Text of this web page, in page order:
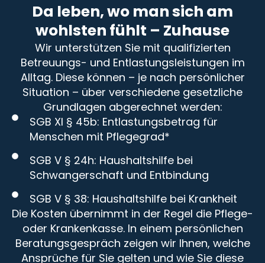
Da leben, wo man sich am
wohlsten fühlt – Zuhause
Wir unterstützen Sie mit qualifizierten
Betreuungs- und Entlastungsleistungen im
Alltag. Diese können – je nach persönlicher
Situation – über verschiedene gesetzliche
Grundlagen abgerechnet werden:
SGB XI § 45b: Entlastungsbetrag für
Menschen mit Pflegegrad*
SGB V § 24h: Haushaltshilfe bei
Schwangerschaft und Entbindung
SGB V § 38: Haushaltshilfe bei Krankheit
Die Kosten übernimmt in der Regel die Pflege-
oder Krankenkasse. In einem persönlichen
Beratungsgespräch zeigen wir Ihnen, welche
Ansprüche für Sie gelten und wie Sie diese